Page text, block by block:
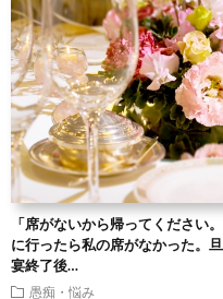
「席がないから帰ってください
に行ったら私の席がなかった。
宴終了後…
愚痴・悩み